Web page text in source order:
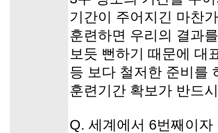
기간이 주어지긴 마찬
훈련하면 우리의 결과
보듯 뻔하기 때문에 대
등 보다 철저한 준비를
훈련기간 확보가 반드
Q. 세계에서 6번째이